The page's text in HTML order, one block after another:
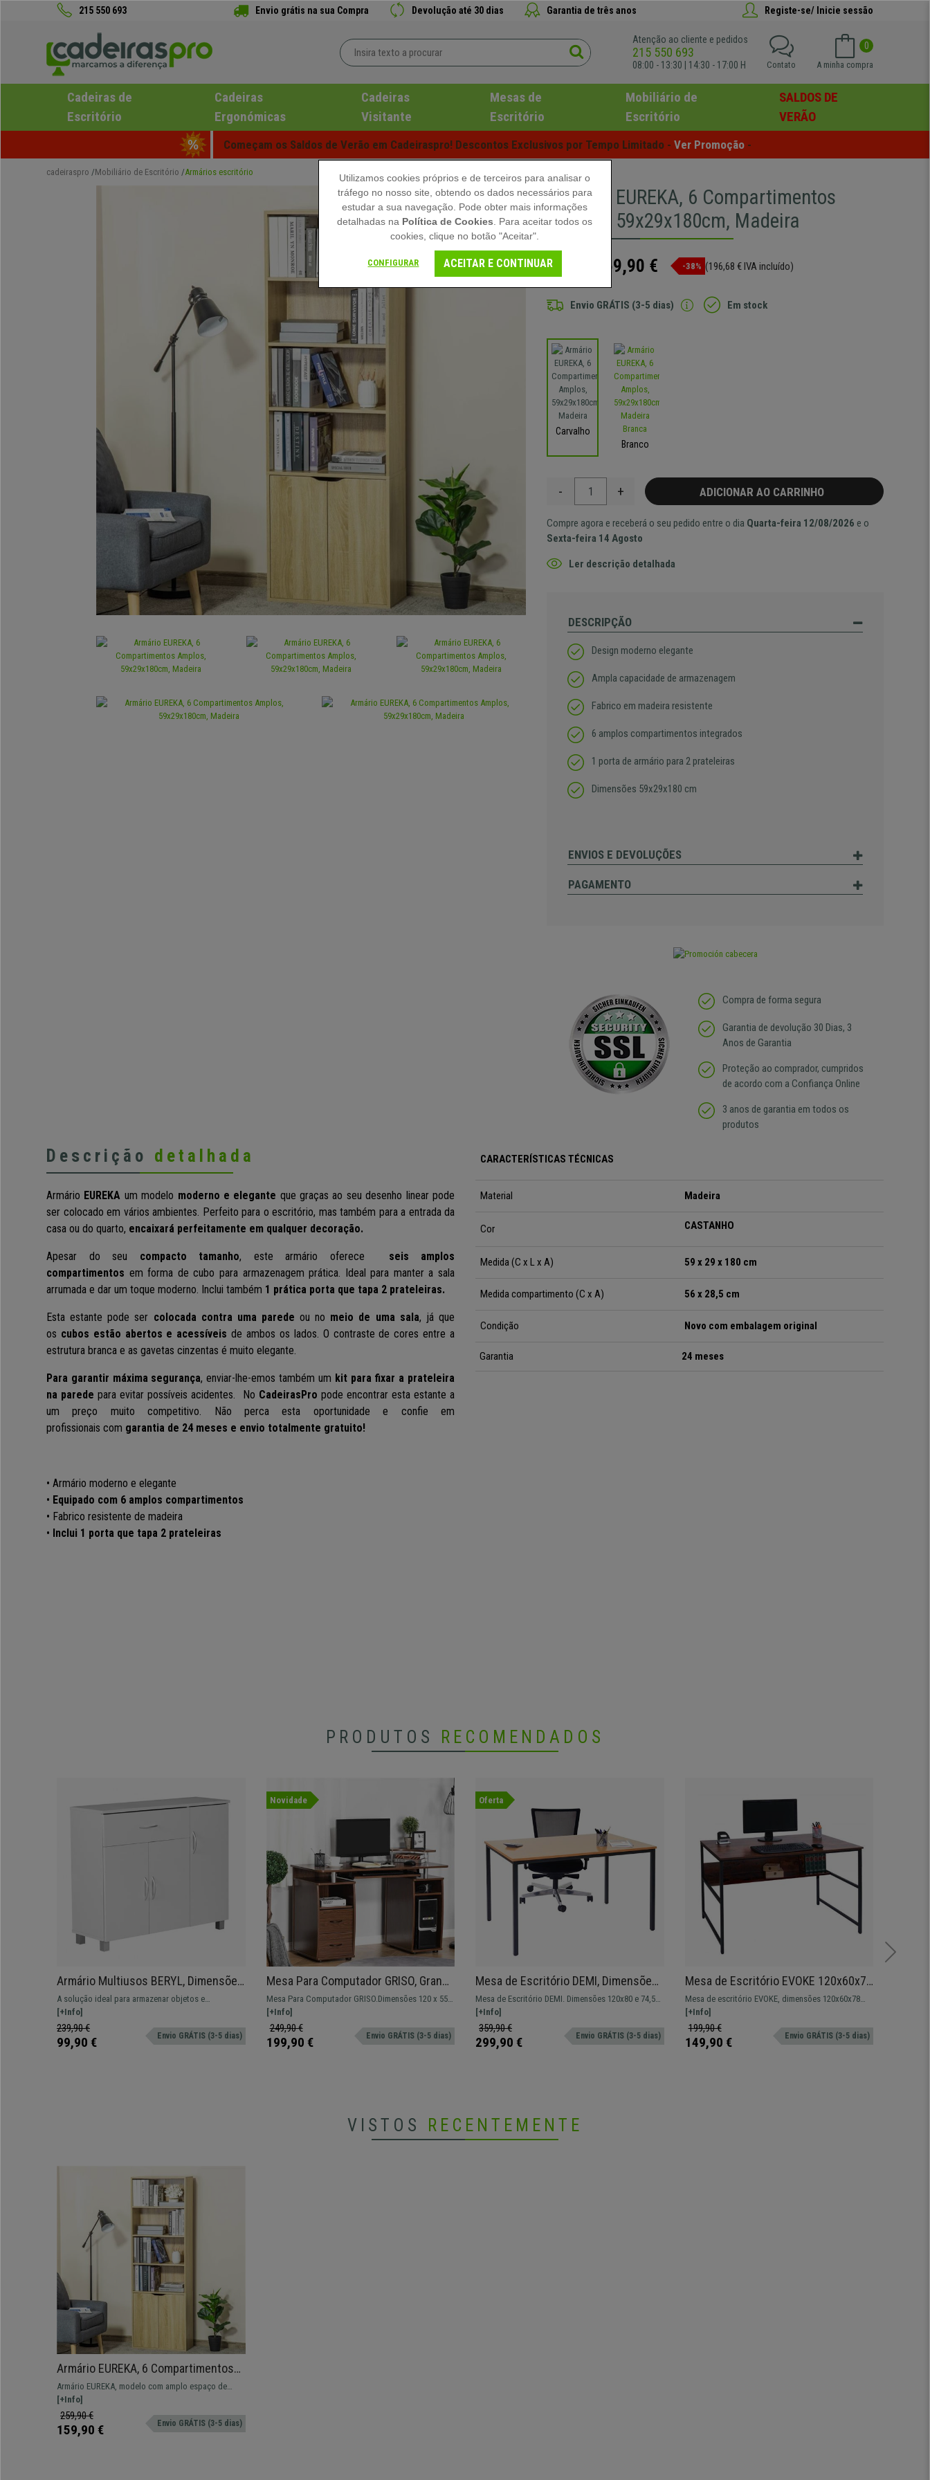
215 550 693 Envio grátis na sua Compra Devolução até 30 dias Garantia de três anos Registe-se/ Inicie sessão
Atenção ao cliente e pedidos
215 550 693
08:00 - 13:30 | 14:30 - 17:00 H
0
A minha compra
Contato
Cadeiras de
Escritório
Cadeiras
Ergonómicas
Cadeiras
Visitante
Mesas de
Escritório
Mobiliário de
Escritório
SALDOS DE
VERÃO
Começam os Saldos de Verão em Cadeiraspro! Descontos Exclusivos por Tempo Limitado - Ver Promoção -
cadeiraspro Mobiliário de Escritório Armários escritório
Armário EUREKA, 6 Compartimentos
Amplos, 59x29x180cm, Madeira
259,90 € 159,90 € -38% (196,68 € IVA incluído)
Envio GRÁTIS (3-5 dias) Em stock
Carvalho
Branco
- + ADICIONAR AO CARRINHO
Compre agora e receberá o seu pedido entre o dia Quarta-feira 12/08/2026 e o
Sexta-feira 14 Agosto
Ler descrição detalhada
DESCRIPÇÃO
Design moderno elegante
Ampla capacidade de armazenagem
Fabrico em madeira resistente
6 amplos compartimentos integrados
1 porta de armário para 2 prateleiras
Dimensões 59x29x180 cm
ENVIOS E DEVOLUÇÕES
PAGAMENTO
Compra de forma segura
Garantia de devolução 30 Dias, 3
Anos de Garantia
Proteção ao comprador, cumpridos
de acordo com a Confiança Online
3 anos de garantia em todos os
produtos
Descrição detalhada
Armário EUREKA um modelo moderno e elegante que graças ao seu desenho linear pode
ser colocado em vários ambientes. Perfeito para o escritório, mas também para a entrada da
casa ou do quarto, encaixará perfeitamente em qualquer decoração.
Apesar do seu compacto tamanho, este armário oferece seis amplos
compartimentos em forma de cubo para armazenagem prática. Ideal para manter a sala
arrumada e dar um toque moderno. Inclui também 1 prática porta que tapa 2 prateleiras.
Esta estante pode ser colocada contra uma parede ou no meio de uma sala, já que
os cubos estão abertos e acessíveis de ambos os lados. O contraste de cores entre a
estrutura branca e as gavetas cinzentas é muito elegante.
Para garantir máxima segurança, enviar-lhe-emos também um kit para fixar a prateleira
na parede para evitar possíveis acidentes. No CadeirasPro pode encontrar esta estante a
um preço muito competitivo. Não perca esta oportunidade e confie em
profissionais com garantia de 24 meses e envio totalmente gratuito!
• Armário moderno e elegante
• Equipado com 6 amplos compartimentos
• Fabrico resistente de madeira
• Inclui 1 porta que tapa 2 prateleiras
CARACTERÍSTICAS TÉCNICAS
Material Madeira
Cor CASTANHO
Medida (C x L x A) 59 x 29 x 180 cm
Medida compartimento (C x A) 56 x 28,5 cm
Condição Novo com embalagem original
Garantia 24 meses
PRODUTOS RECOMENDADOS
Armário Multiusos BERYL, Dimensões
90x75x30 cm, Em Madeira, Cor
Branco
A solução ideal para armazenar objetos e
documentos de maneira fácil e rápida em sua casa,
ou no escritório.
[+Info]
239,90 €
99,90 € Envio GRÁTIS (3-5 dias)
Novidade
Mesa Para Computador GRISO, Grande
Arrumação, Dimensões 120x55x85
cm, Em Madeira, Cor Carvalho
Mesa Para Computador GRISO.Dimensões 120 x 55 e
85cm de altura. Modelo com ampla superfície de
uso e várias gavetas para arrumação. Inclui suporte
de teclado.
[+Info]
249,90 €
199,90 € Envio GRÁTIS (3-5 dias)
Oferta
Mesa de Escritório DEMI, Dimensões
120x80x74,5cm, Estrutura Metálica,
Em Madeira, Cor Castanho
Mesa de Escritório DEMI. Dimensões 120x80 e 74,5
cm de altura. Estrutura metálica com superficie de
madeira.
[+Info]
359,90 €
299,90 € Envio GRÁTIS (3-5 dias)
Mesa de Escritório EVOKE 120x60x78
cm, Estrutura Metálica, Superfície em
Madeira, Cor Nogueira
Mesa de escritório EVOKE, dimensões 120x60x78
cm, estrutura metálica, superfície em madeira.
[+Info]
199,90 €
149,90 € Envio GRÁTIS (3-5 dias)
VISTOS RECENTEMENTE
Armário EUREKA, 6 Compartimentos
Amplos, 59x29x180cm, Madeira
Armário EUREKA, modelo com amplo espaço de
armazenagem, dimensões 59x29x180cm.
[+Info]
259,90 €
159,90 € Envio GRÁTIS (3-5 dias)
Utilizamos cookies próprios e de terceiros para analisar o
tráfego no nosso site, obtendo os dados necessários para
estudar a sua navegação. Pode obter mais informações
detalhadas na Política de Cookies . Para aceitar todos os
cookies, clique no botão "Aceitar".
CONFIGURAR ACEITAR E CONTINUAR